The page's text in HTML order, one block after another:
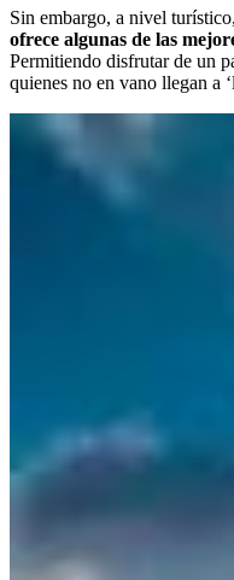
Sin embargo, a nivel turístico,
ofrece algunas de las
Permitiendo disfrutar de un
quienes no en vano llegan a